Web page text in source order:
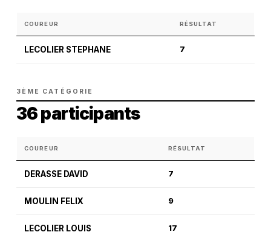
COUREUR RÉSULTAT
LECOLIER STEPHANE 7
3ÈME CATÉGORIE
36 participants
COUREUR RÉSULTAT
DERASSE DAVID 7
MOULIN FELIX 9
LECOLIER LOUIS 17